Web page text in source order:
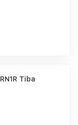
Tiba